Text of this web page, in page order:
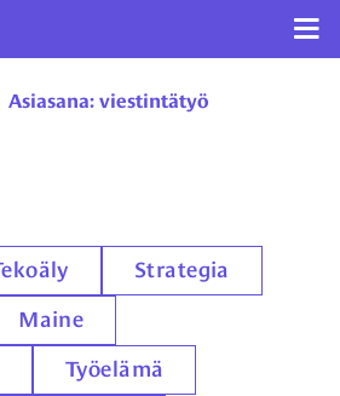
Asiasana: viestintätyö
Strategia
Maine
Työelämä